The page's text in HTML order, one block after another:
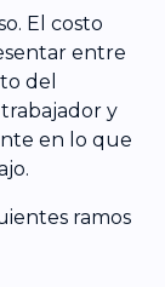
El costo
entre
del
y
en lo que
ramos